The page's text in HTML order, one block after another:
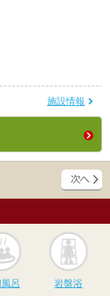
施設情報
貸切風呂
呂 岩盤浴